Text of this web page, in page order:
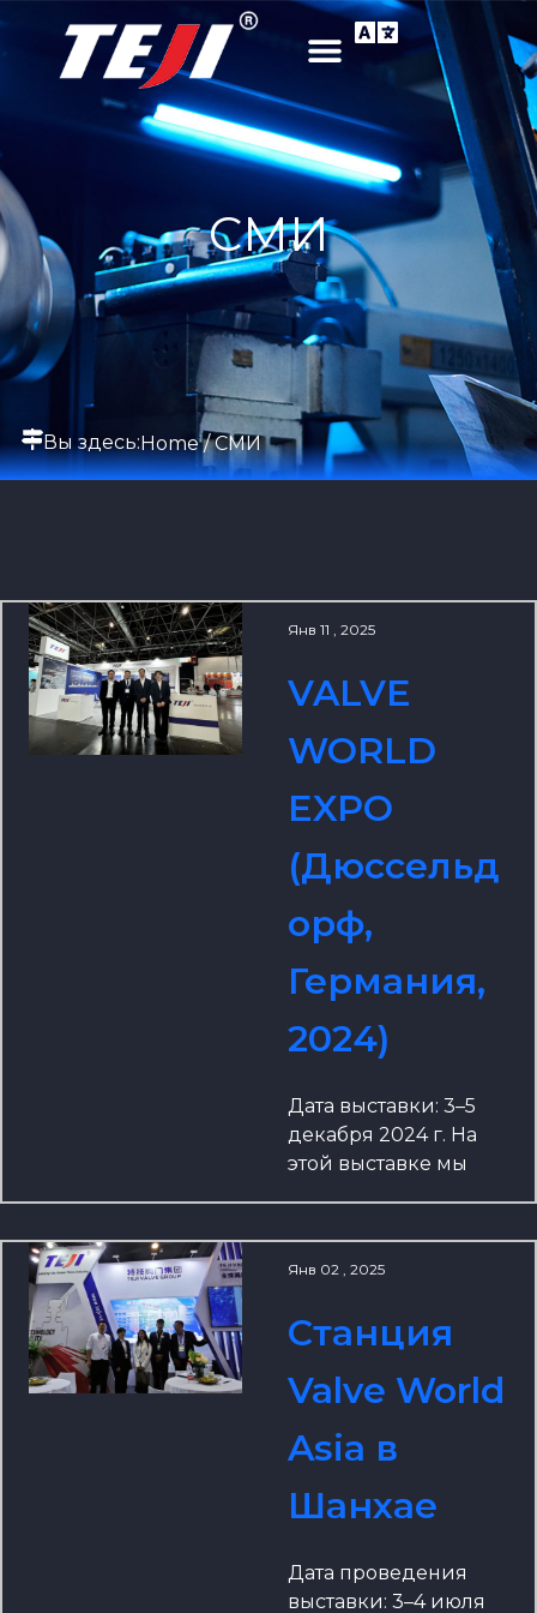
СМИ
Вы здесь:Home/ СМИ
Янв 11 , 2025
VALVE
WORLD
EXPO
(Дюссельд
орф,
Германия,
2024)
Дата выставки: 3–5
декабря 2024 г. На
этой выставке мы
инновационных
решений, которые
чтобы
наши последние
области производства
клапанов клиентам
по всему миру. От
Янв 02 , 2025
Станция
Valve World
Asia в
Шанхае
Дата проведения
выставки: 3–4 июля